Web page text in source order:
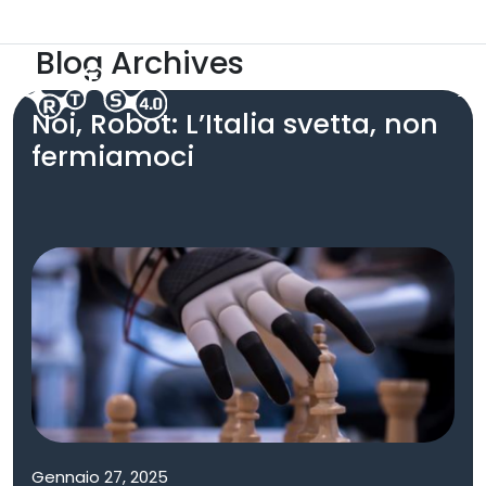
Blog Archives
Noi, Robot: L’Italia svetta, non
fermiamoci
Gennaio 27, 2025